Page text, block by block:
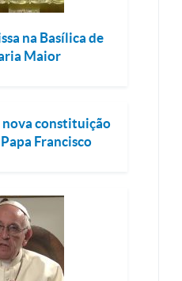
na Basílica de
Maior
constituição
Francisco